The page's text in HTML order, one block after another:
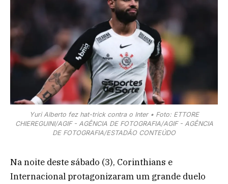
Yuri Alberto fez hat-trick contra o Inter • Foto: ETTORE
CHIEREGUINI/AGIF - AGÊNCIA DE FOTOGRAFIA/AGIF - AGÊNCIA
DE FOTOGRAFIA/ESTADÃO CONTEÚDO
Na noite deste sábado (3), Corinthians e
Internacional protagonizaram um grande duelo